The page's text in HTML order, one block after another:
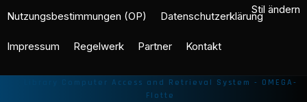
Stil ändern
Nutzungsbestimmungen (OP) Datenschutzerklärung
Impressum Regelwerk Partner Kontakt